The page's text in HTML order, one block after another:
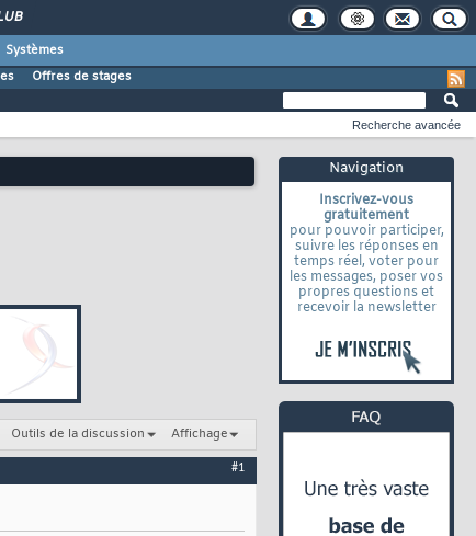
Systèmes
Offres de stages
Navigation
Inscrivez-vous
gratuitement
pour pouvoir participer,
suivre les réponses en
temps réel, voter pour
les messages, poser vos
propres questions et
recevoir la newsletter
Recherche avancée
Outils de la discussion Affichage
#1